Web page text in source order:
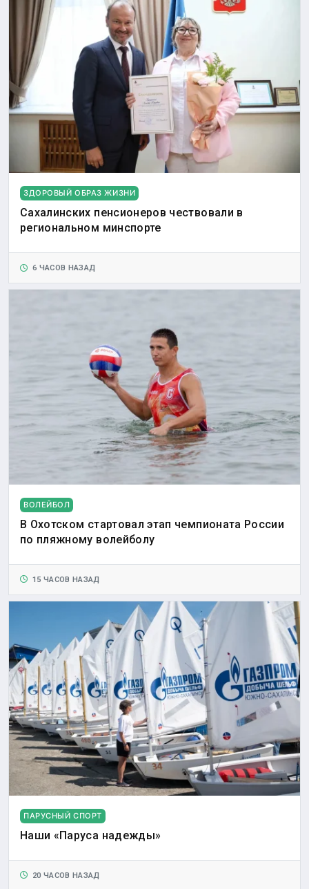
ЗДОРОВЫЙ ОБРАЗ ЖИЗНИ
Сахалинских пенсионеров чествовали в
региональном минспорте
6 ЧАСОВ НАЗАД
ВОЛЕЙБОЛ
В Охотском стартовал этап чемпионата России
по пляжному волейболу
15 ЧАСОВ НАЗАД
ПАРУСНЫЙ СПОРТ
Наши «Паруса надежды»
20 ЧАСОВ НАЗАД